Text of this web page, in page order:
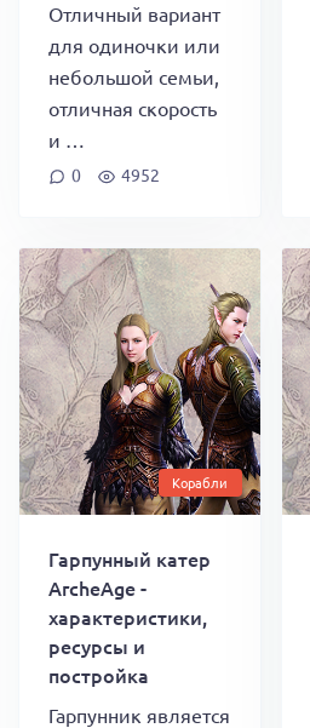
Отличный вариант
для одиночки или
небольшой семьи,
отличная скорость
и …
0 4952
Корабли
Гарпунный катер
ArcheAge -
характеристики,
ресурсы и
постройка
Гарпунник является